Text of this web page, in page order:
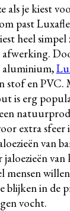
als je kiest
past
heel
aluminium,
stof en PVC.
is erg
extra sfeer
van
jaloezieën
mensen
blijken in de
vocht.